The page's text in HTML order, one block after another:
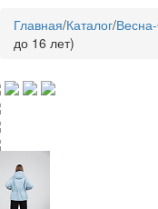
Главная/Каталог/
до 16 лет)